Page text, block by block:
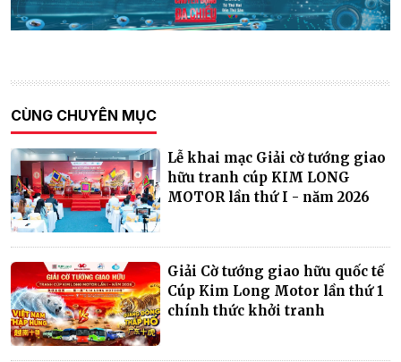
CÙNG CHUYÊN MỤC
Lễ khai mạc Giải cờ tướng giao
hữu tranh cúp KIM LONG
MOTOR lần thứ I - năm 2026
Giải Cờ tướng giao hữu quốc tế
Cúp Kim Long Motor lần thứ 1
chính thức khởi tranh